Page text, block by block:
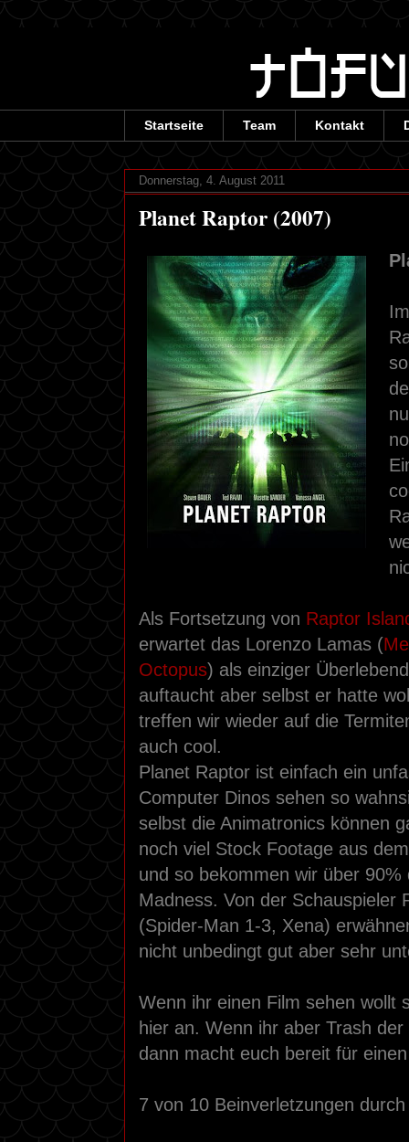
Startseite Team Kontakt
Donnerstag, 4. August 2011
Planet Raptor (2007)
Als Fortsetzung von Raptor
erwartet das Lorenzo Lamas (
Octopus) als einziger
auftaucht aber selbst er hatte
treffen wir wieder auf die
auch cool.
Planet Raptor ist einfach ein
Computer Dinos sehen so
selbst die Animatronics können
noch viel Stock Footage aus
und so bekommen wir über
Madness. Von der Schauspieler
(Spider-Man 1-3, Xena)
nicht unbedingt gut aber sehr
Wenn ihr einen Film sehen wollt
hier an. Wenn ihr aber Trash
dann macht euch bereit für
7 von 10 Beinverletzungen